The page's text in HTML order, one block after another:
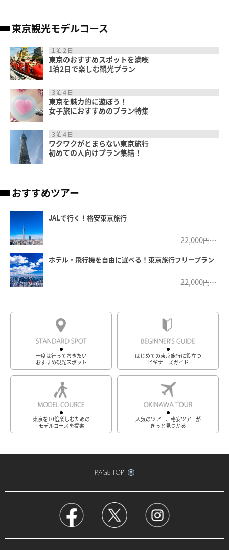
東京観光モデルコース
１泊２日
東京のおすすめスポットを満喫
1泊2日で楽しむ観光プラン
３泊４日
東京を魅力的に遊ぼう！
女子旅におすすめのプラン特集
３泊４日
ワクワクがとまらない東京旅行
初めての人向けプラン集結！
おすすめツアー
JALで行く！格安東京旅行
22,000円～
ホテル・飛行機を自由に選べる！東京旅行フリープラン
22,000円～
一度は行っておきたい
おすすめ観光スポット
はじめての東京旅行に役立つ
ビギナーズガイド
東京を10倍楽しむための
モデルコースを提案
人気のツアー、格安ツアーが
きっと見つかる